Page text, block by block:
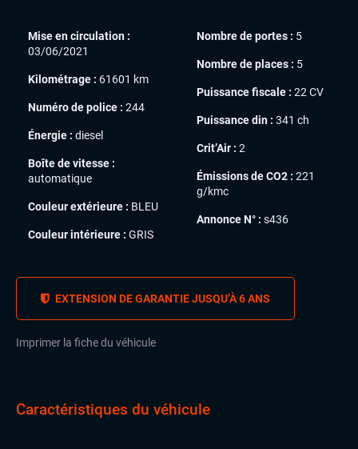
Mise en circulation :
03/06/2021
Kilométrage : 61601 km
Numéro de police : 244
Énergie : diesel
Boîte de vitesse :
automatique
Couleur extérieure : BLEU
Couleur intérieure : GRIS
Nombre de portes : 5
Nombre de places : 5
Puissance fiscale : 22 CV
Puissance din : 341 ch
Crit’Air : 2
Émissions de CO2 : 221
g/kmc
Annonce N° : s436
EXTENSION DE GARANTIE JUSQU’À 6 ANS
Imprimer la fiche du véhicule
Caractéristiques du véhicule